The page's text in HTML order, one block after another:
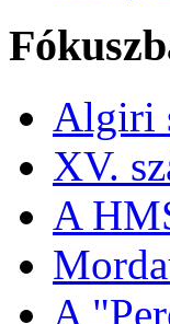
Algiri
XV.
A
A